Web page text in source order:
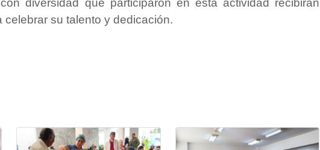
diversidad que participaron en esta actividad recibirán
su talento y dedicación.